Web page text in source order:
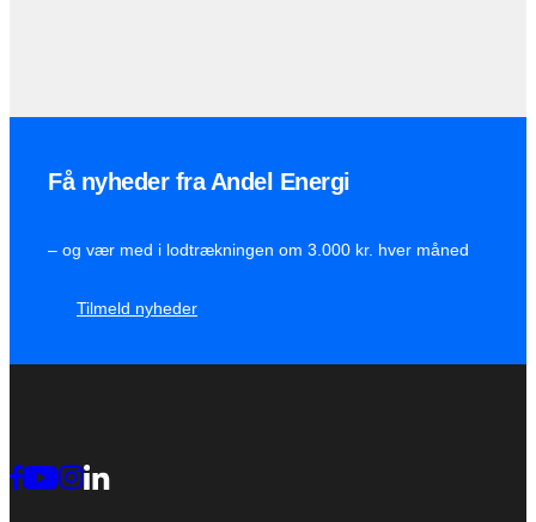
Få nyheder fra Andel Energi
– og vær med i lodtrækningen om 3.000 kr. hver måned
Tilmeld nyheder